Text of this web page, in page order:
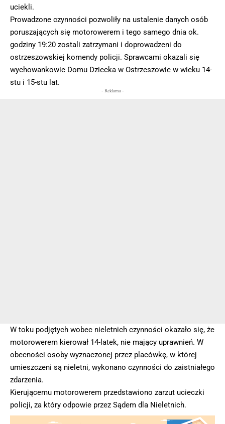
uciekli.
Prowadzone czynności pozwoliły na ustalenie danych osób
poruszających się motorowerem i tego samego dnia ok.
godziny 19:20 zostali zatrzymani i doprowadzeni do
ostrzeszowskiej komendy policji. Sprawcami okazali się
wychowankowie Domu Dziecka w Ostrzeszowie w wieku 14-
stu i 15-stu lat.
- Reklama -
W toku podjętych wobec nieletnich czynności okazało się, że
motorowerem kierował 14-latek, nie mający uprawnień. W
obecności osoby wyznaczonej przez placówkę, w której
umieszczeni są nieletni, wykonano czynności do zaistniałego
zdarzenia.
Kierującemu motorowerem przedstawiono zarzut ucieczki
policji, za który odpowie przez Sądem dla Nieletnich.